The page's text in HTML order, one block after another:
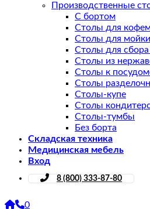
Производственные
С бортом
Столы для
Столы для
Столы для сбора
Столы из
Столы к
Столы
Столы-купе
Столы
Столы-тумбы
Без борта
Складская техника
Медицинская мебель
Вход
8 (800) 333-87-80
0